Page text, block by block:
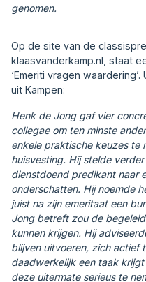
genomen.
Op de site van de
klaasvanderkamp.nl, staat
‘Emeriti vragen
uit Kampen:
Henk de Jong gaf vier
collegae om ten minste
enkele praktische keuzes te
huisvesting. Hij stelde
dienstdoend predikant naar
onderschatten. Hij noemde
juist na zijn emeritaat een
Jong betreft zou de
kunnen krijgen. Hij
blijven uitvoeren, zich actief
daadwerkelijk een taak
deze uitermate serieus te